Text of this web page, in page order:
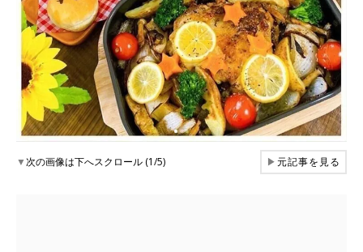
▼次の画像は下へスクロール (1/5) ▶元記事を見る